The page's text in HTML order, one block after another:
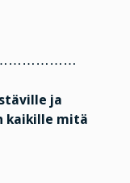
ja
kaikille mitä